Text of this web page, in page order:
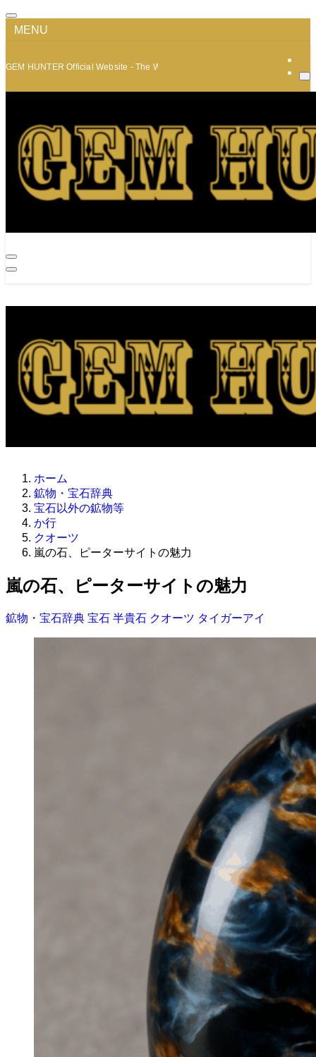
MENU
GEM HUNTER Official Website - The World of Minerals and Jewelry
ホーム
鉱物・宝石辞典
宝石以外の鉱物等
か行
クオーツ
嵐の石、ピーターサイトの魅力
嵐の石、ピーターサイトの魅力
鉱物・宝石辞典 宝石 半貴石 クオーツ タイガーアイ